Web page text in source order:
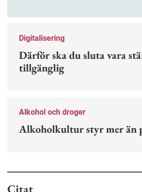
Digitalisering
Därför ska du sluta vara
tillgänglig
Alkohol och droger
Alkoholkultur styr mer än
Citat